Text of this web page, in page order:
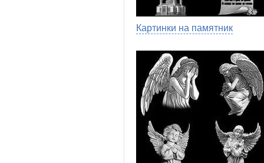
Картинки на памятник